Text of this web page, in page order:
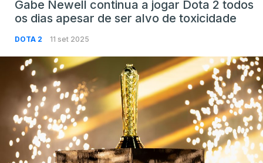
Gabe Newell continua a jogar Dota 2 todos
os dias apesar de ser alvo de toxicidade
DOTA 2 11 set 2025